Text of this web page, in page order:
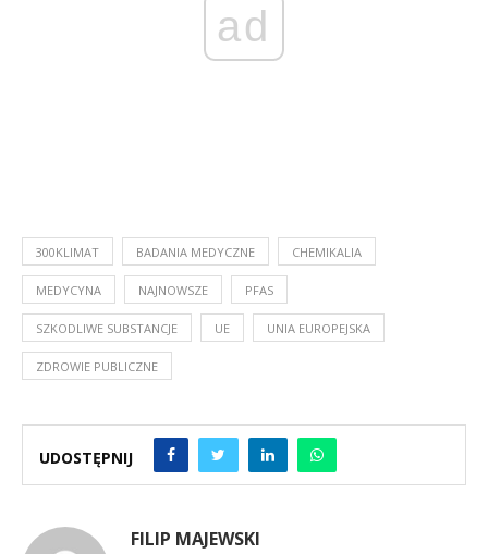
ad
300KLIMAT BADANIA MEDYCZNE CHEMIKALIA
MEDYCYNA NAJNOWSZE PFAS
SZKODLIWE SUBSTANCJE UE UNIA EUROPEJSKA
ZDROWIE PUBLICZNE
UDOSTĘPNIJ
FILIP MAJEWSKI